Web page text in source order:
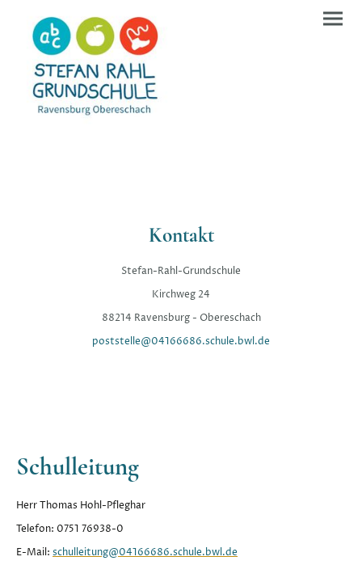
Kontakt
Stefan-Rahl-Grundschule
Kirchweg 24
88214 Ravensburg - Obereschach
poststelle@04166686.schule.bwl.de
Schulleitung
Herr Thomas Hohl-Pfleghar
Telefon: 0751 76938-0
E-Mail: schulleitung@04166686.schule.bwl.de